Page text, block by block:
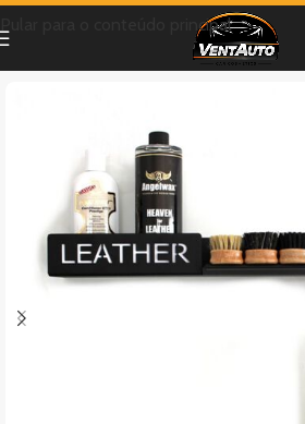
Pular para o conteúdo principal